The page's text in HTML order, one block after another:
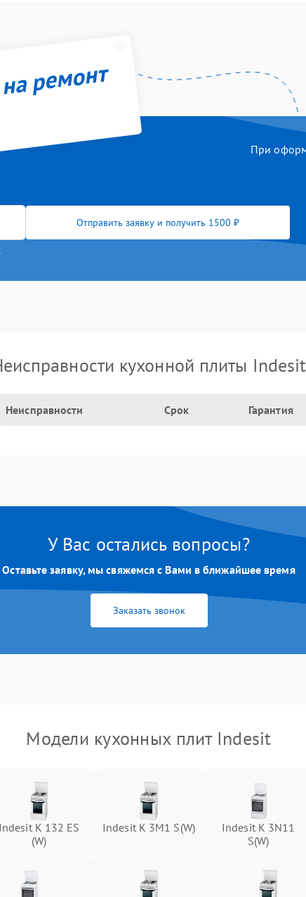
ремонт
При
Отправить заявку и получить 1500 ₽
кухонной плиты Indesit
Неисправности Срок Гарантия
У Вас остались вопросы?
Оставьте заявку, мы свяжемся с Вами в ближайшее время
Заказать звонок
Модели кухонных плит Indesit
Indesit K 132 ES
(W)
Indesit K 3M1 S(W)
Indesit K 3N11
S(W)